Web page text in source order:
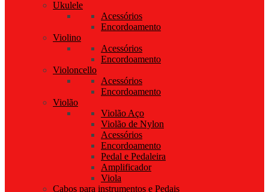
Ukulele
Acessórios
Encordoamento
Violino
Acessórios
Encordoamento
Violoncello
Acessórios
Encordoamento
Violão
Violão Aço
Violão de Nylon
Acessórios
Encordoamento
Pedal e Pedaleira
Amplificador
Viola
Cabos para instrumentos e Pedais